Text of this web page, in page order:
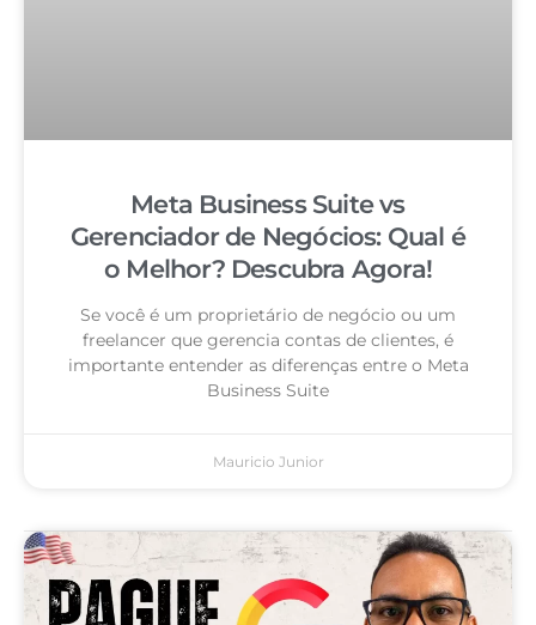
Meta Business Suite vs
Gerenciador de Negócios: Qual é
o Melhor? Descubra Agora!
Se você é um proprietário de negócio ou um
freelancer que gerencia contas de clientes, é
importante entender as diferenças entre o Meta
Business Suite
Mauricio Junior